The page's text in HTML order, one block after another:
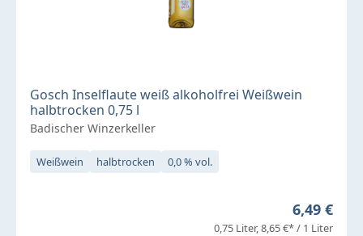
Gosch Inselflaute weiß alkoholfrei Weißwein
halbtrocken 0,75 l
Badischer Winzerkeller
Weißwein halbtrocken 0,0 % vol.
Regulärer
6,49 €
0,75 Liter 8,65 €* / 1 Liter